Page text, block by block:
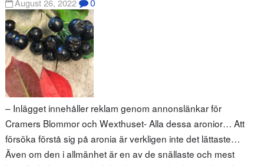
August 26, 2022 0
– Inlägget innehåller reklam genom annonslänkar för
Cramers Blommor och Wexthuset- Alla dessa aronior… Att
försöka förstå sig på aronia är verkligen inte det lättaste…
Även om den i allmänhet är en av de snällaste och mest